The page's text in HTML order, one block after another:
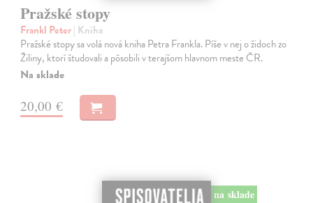
Pražské stopy
Frankl Peter| Kniha
Pražské stopy sa volá nová kniha Petra Frankla. Píše v nej o židoch zo
Žiliny, ktorí študovali a pôsobili v terajšom hlavnom meste ČR.
Na sklade
20,00 €
na sklade